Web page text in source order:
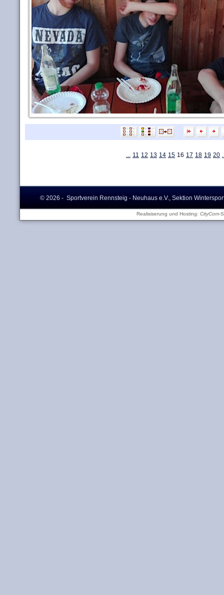
... 11 12 13 14 15 16 17 18 19 20
© 2026 - Sportverein Rennsteig - Neuhaus e.V., Sektion
Realisiserung und Hosting: CityCom-